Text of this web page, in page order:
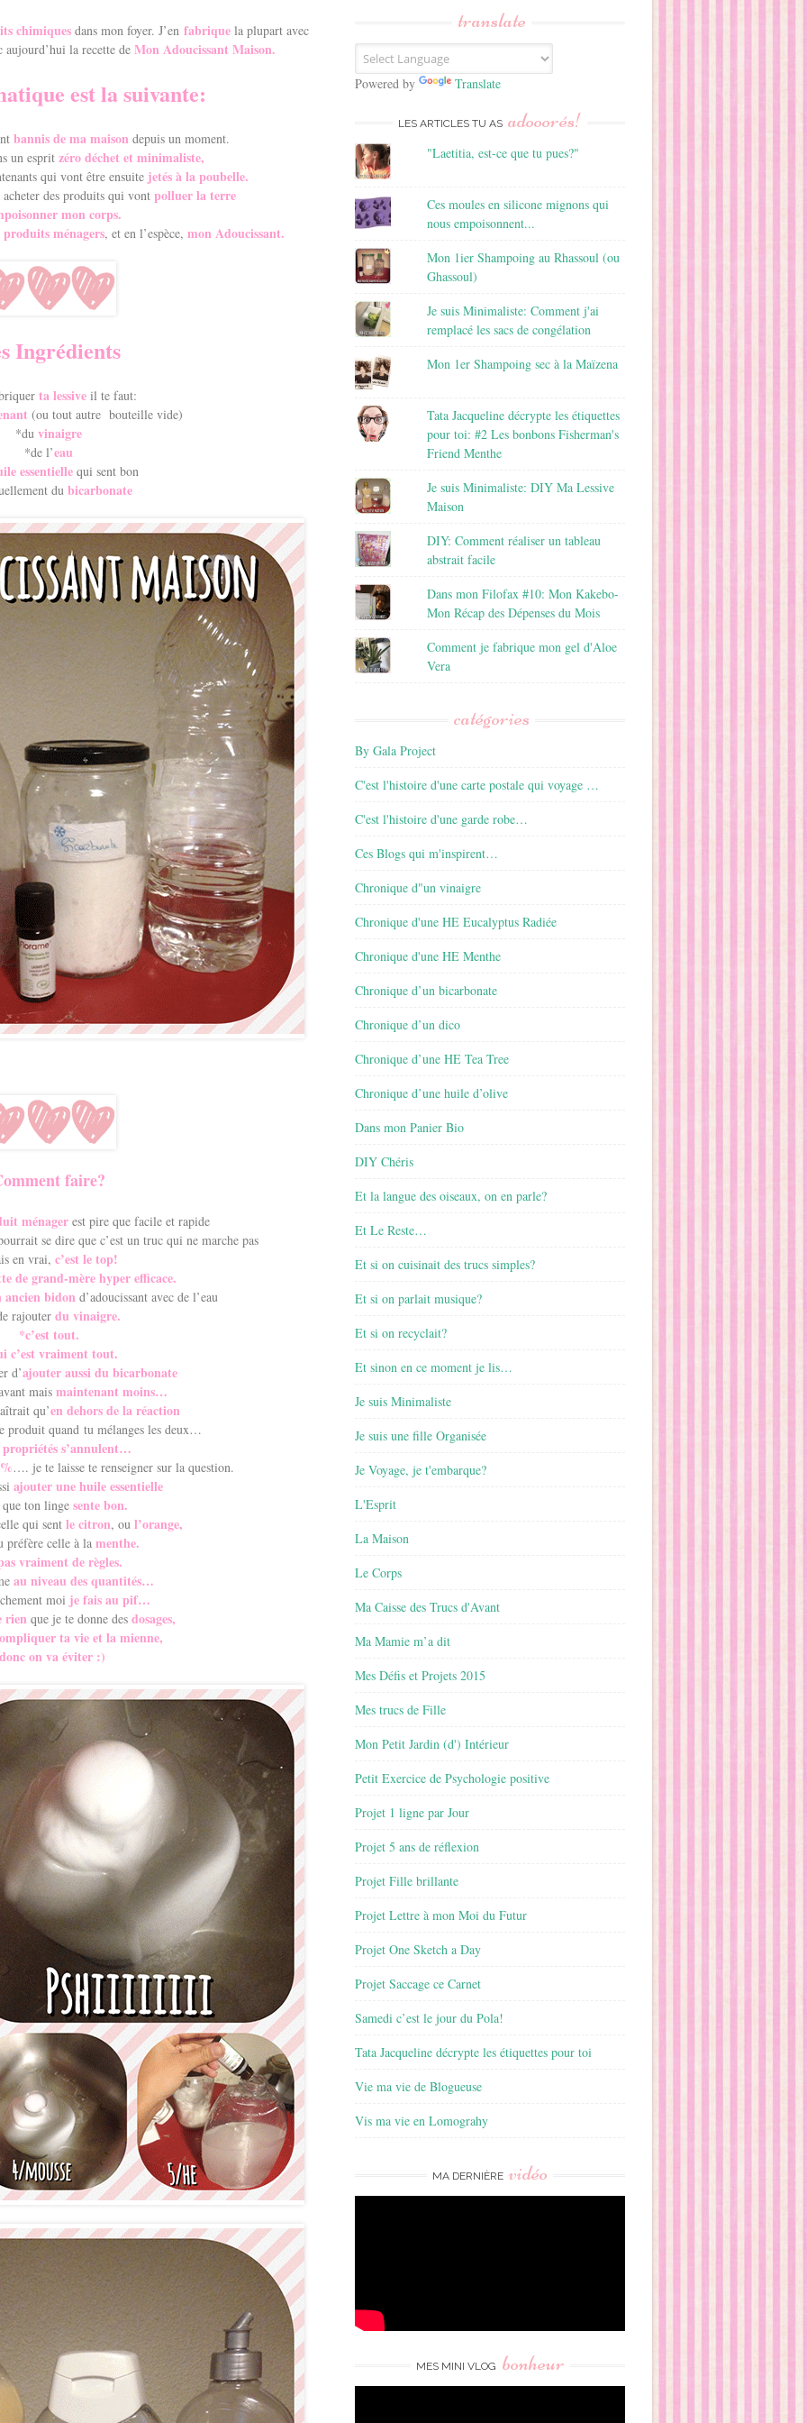
chimiques dans mon foyer. J’en fabrique la plupart avec
la recette de Mon Adoucissant Maison.
est la suivante:
bannis de ma maison depuis un moment.
un esprit zéro déchet et minimaliste,
qui vont être ensuite jetés à la poubelle.
des produits qui vont polluer la terre
mon corps.
ménagers, et en l’espèce, mon Adoucissant.
Ingrédients
ta lessive il te faut:
(ou tout autre bouteille vide)
*du vinaigre
*de l’eau
essentiellequi sent bon
du bicarbonate
faire?
ménager est pire que facile et rapide
se dire que c’est un truc qui ne marche pas
en vrai, c’est le top!
de grand-mère hyper efficace.
ancien bidon d’adoucissant avec de l’eau
rajouter du vinaigre.
*c’est tout.
c’est vraiment tout.
d’ajouter aussi du bicarbonate
maismaintenant moins…
qu’en dehors de la réaction
produit quand tu mélanges les deux…
s’annulent…
…. je te laisse te renseigner sur la question.
ajouter une huile essentielle
ton linge sente bon.
qui sentle citron, ou l’orange,
préfère celle à la menthe.
vraiment de règles.
au niveau des quantités…
moi je fais au pif…
rien que je te donne des dosages,
ta vie et la mienne,
on va éviter :)
E
m
a
translate
Powered by Translate
LES ARTICLES TU AS adooorés!
"Laetitia, est-ce que tu pues?"
Ces moules en silicone mignons qui
nous empoisonnent...
Mon 1ier Shampoing au Rhassoul (ou
Ghassoul)
Je suis Minimaliste: Comment j'ai
remplacé les sacs de congélation
Mon 1er Shampoing sec à la Maïzena
Tata Jacqueline décrypte les étiquettes
pour toi: #2 Les bonbons Fisherman's
Friend Menthe
Je suis Minimaliste: DIY Ma Lessive
Maison
DIY: Comment réaliser un tableau
abstrait facile
Dans mon Filofax #10: Mon Kakebo-
Mon Récap des Dépenses du Mois
Comment je fabrique mon gel d'Aloe
Vera
catégories
By Gala Project
C'est l'histoire d'une carte postale qui voyage …
C'est l'histoire d'une garde robe…
Ces Blogs qui m'inspirent…
Chronique d"un vinaigre
Chronique d'une HE Eucalyptus Radiée
Chronique d'une HE Menthe
Chronique d’un bicarbonate
Chronique d’un dico
Chronique d’une HE Tea Tree
Chronique d’une huile d’olive
Dans mon Panier Bio
DIY Chéris
Et la langue des oiseaux, on en parle?
Et Le Reste…
Et si on cuisinait des trucs simples?
Et si on parlait musique?
Et si on recyclait?
Et sinon en ce moment je lis…
Je suis Minimaliste
Je suis une fille Organisée
Je Voyage, je t'embarque?
L'Esprit
La Maison
Le Corps
Ma Caisse des Trucs d'Avant
Ma Mamie m’a dit
Mes Défis et Projets 2015
Mes trucs de Fille
Mon Petit Jardin (d') Intérieur
Petit Exercice de Psychologie positive
Projet 1 ligne par Jour
Projet 5 ans de réflexion
Projet Fille brillante
Projet Lettre à mon Moi du Futur
Projet One Sketch a Day
Projet Saccage ce Carnet
Samedi c’est le jour du Pola!
Tata Jacqueline décrypte les étiquettes pour toi
Vie ma vie de Blogueuse
Vis ma vie en Lomograhy
MA DERNIÈRE vidéo
MES MINI VLOG bonheur